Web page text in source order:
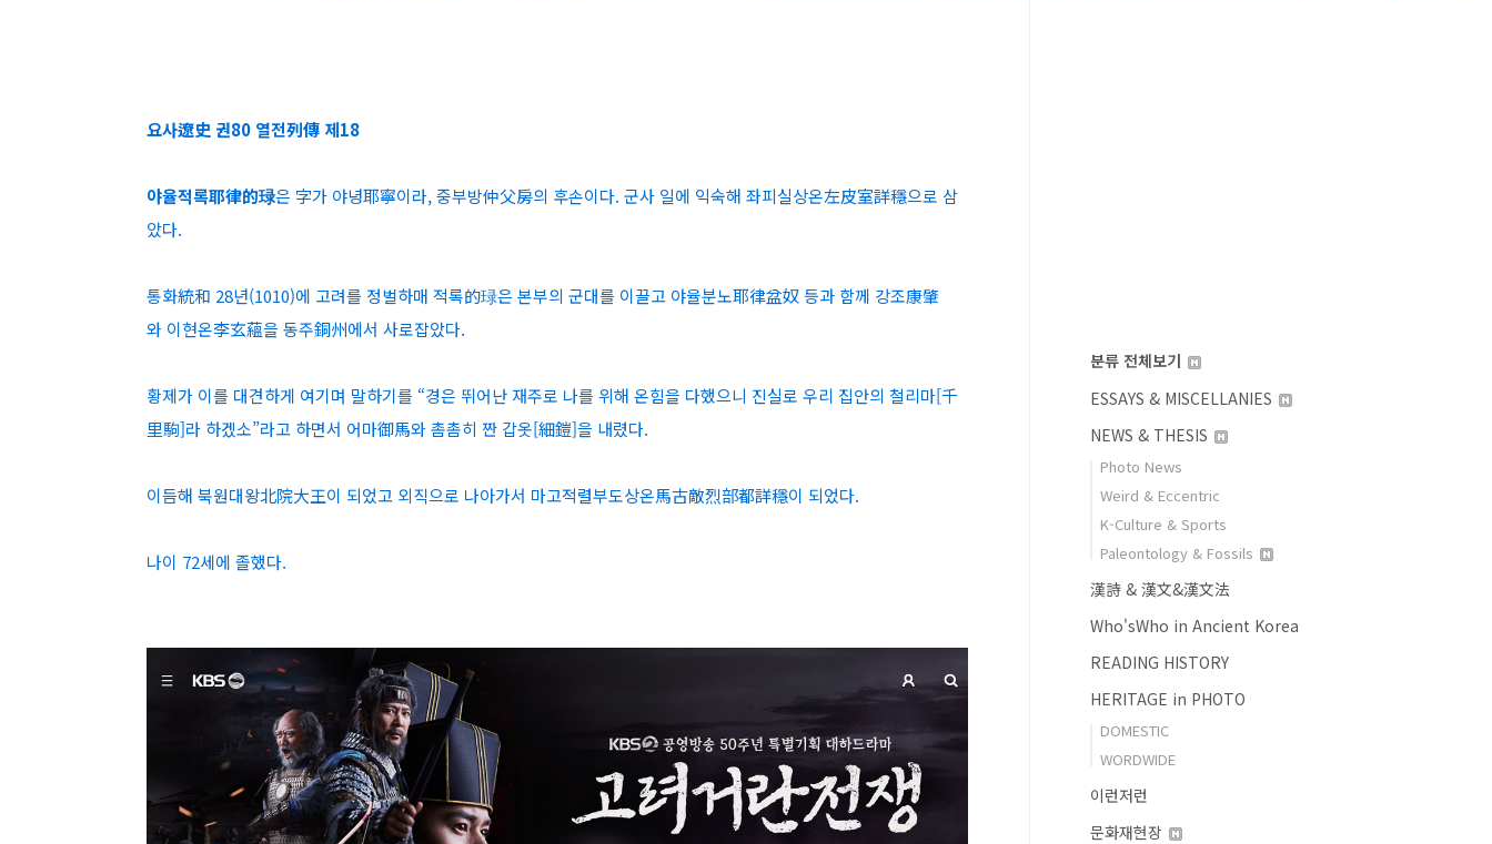
요사遼史 권80 열전列傳 제18
야율적록耶律的琭은 字가 야녕耶寧이라, 중부방仲父房의 후손이다. 군사 일에 익숙해 좌피실상온左皮室詳穩으로 삼
았다.
통화統和 28년(1010)에 고려를 정벌하매 적록的琭은 본부의 군대를 이끌고 야율분노耶律盆奴 등과 함께 강조康肇
와 이현온李玄蘊을 동주銅州에서 사로잡았다.
황제가 이를 대견하게 여기며 말하기를 “경은 뛰어난 재주로 나를 위해 온힘을 다했으니 진실로 우리 집안의 철리마[千
里駒]라 하겠소”라고 하면서 어마御馬와 촘촘히 짠 갑옷[細鎧]을 내렸다.
이듬해 북원대왕北院大王이 되었고 외직으로 나아가서 마고적렬부도상온馬古敵烈部都詳穩이 되었다.
나이 72세에 졸했다.
분류 전체보기
ESSAYS & MISCELLANIES
NEWS & THESIS
Photo News
Weird & Eccentric
K-Culture & Sports
Paleontology & Fossils
漢詩 & 漢文&漢文法
Who'sWho in Ancient Korea
READING HISTORY
HERITAGE in PHOTO
DOMESTIC
WORDWIDE
이런저런
문화재현장